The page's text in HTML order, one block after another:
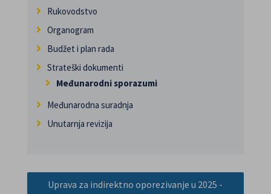
Rukovodstvo
Organogram
Budžet i plan rada
Strateški dokumenti
Međunarodni sporazumi
Međunarodna suradnja
Unutarnja revizija
Uprava za indirektno oporezivanje u 2025 -